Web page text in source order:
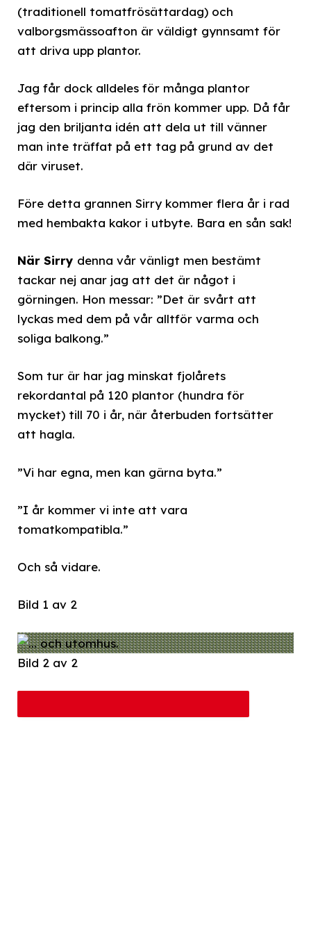
(traditionell tomatfrösättardag) och
valborgsmässoafton är väldigt gynnsamt för
att driva upp plantor.
Jag får dock alldeles för många plantor
eftersom i princip alla frön kommer upp. Då får
jag den briljanta idén att dela ut till vänner
man inte träffat på ett tag på grund av det
där viruset.
Före detta grannen Sirry kommer flera år i rad
med hembakta kakor i utbyte. Bara en sån sak!
När Sirry denna vår vänligt men bestämt
tackar nej anar jag att det är något i
görningen. Hon messar: ”Det är svårt att
lyckas med dem på vår alltför varma och
soliga balkong.”
Som tur är har jag minskat fjolårets
rekordantal på 120 plantor (hundra för
mycket) till 70 i år, när återbuden fortsätter
att hagla.
”Vi har egna, men kan gärna byta.”
”I år kommer vi inte att vara
tomatkompatibla.”
Och så vidare.
Bild 1 av 2
Bild 2 av 2